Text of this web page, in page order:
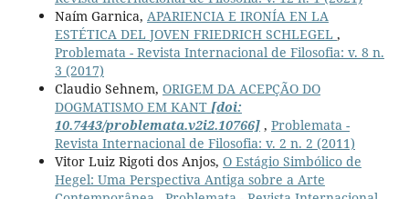
Naím Garnica, APARIENCIA E IRONÍA EN LA
ESTÉTICA DEL JOVEN FRIEDRICH SCHLEGEL ,
Problemata - Revista Internacional de Filosofia: v. 8 n.
3 (2017)
Claudio Sehnem, ORIGEM DA ACEPÇÃO DO
DOGMATISMO EM KANT [doi:
10.7443/problemata.v2i2.10766], Problemata -
Revista Internacional de Filosofia: v. 2 n. 2 (2011)
Vitor Luiz Rigoti dos Anjos, O Estágio Simbólico de
Hegel: Uma Perspectiva Antiga sobre a Arte